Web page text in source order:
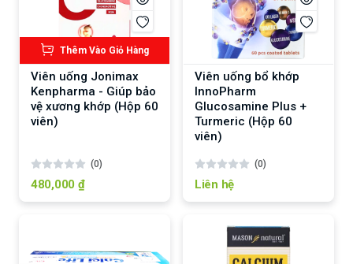
Thêm Vào Giỏ Hàng
Viên uống Jonimax
Kenpharma - Giúp bảo
vệ xương khớp (Hộp 60
viên)
(0)
480,000 ₫
Viên uống bổ khớp
InnoPharm
Glucosamine Plus +
Turmeric (Hộp 60
viên)
(0)
Liên hệ